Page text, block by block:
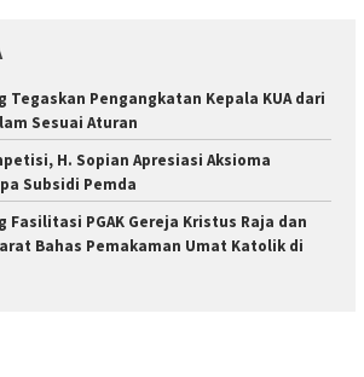
Tegaskan Pengangkatan Kepala KUA dari
Sesuai Aturan
H. Sopian Apresiasi Aksioma
Subsidi Pemda
Fasilitasi PGAK Gereja Kristus Raja dan
Bahas Pemakaman Umat Katolik di